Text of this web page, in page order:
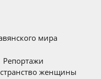
мира
Репортажи
женщины